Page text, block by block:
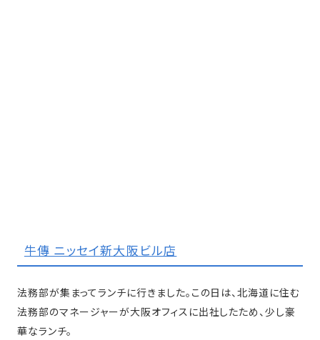
牛傳 ニッセイ新大阪ビル店
法務部が集まってランチに行きました。この日は、北海道に住む
法務部のマネージャーが大阪オフィスに出社したため、少し豪
華なランチ。